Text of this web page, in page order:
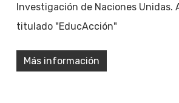
Investigación de Naciones Unidas.
titulado "EducAcción"
Más información